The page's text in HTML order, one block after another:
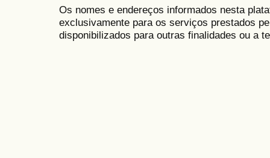
Os nomes e endereços informados nesta
exclusivamente para os serviços prestados
disponibilizados para outras finalidades ou a